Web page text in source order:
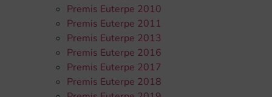
Premis Euterpe 2010
Premis Euterpe 2011
Premis Euterpe 2013
Premis Euterpe 2016
Premis Euterpe 2017
Premis Euterpe 2018